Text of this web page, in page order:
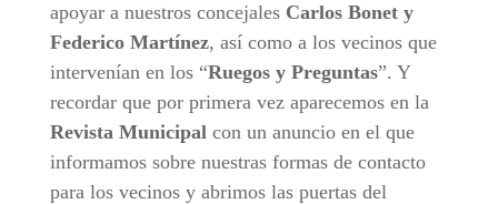
apoyar a nuestros concejales Carlos Bonet y
Federico Martínez, así como a los vecinos que
intervenían en los “Ruegos y Preguntas”. Y
recordar que por primera vez aparecemos en la
Revista Municipalcon un anuncio en el que
informamos sobre nuestras formas de contacto
para los vecinos y abrimos las puertas del